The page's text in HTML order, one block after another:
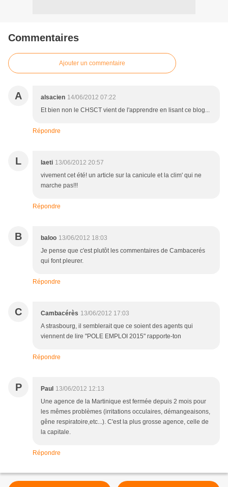
Commentaires
Ajouter un commentaire
A alsacien 14/06/2012 07:22
Et bien non le CHSCT vient de l'apprendre en lisant ce blog...
Répondre
L laeti 13/06/2012 20:57
vivement cet été! un article sur la canicule et la clim' qui ne
marche pas!!!
Répondre
B baloo 13/06/2012 18:03
Je pense que c'est plutôt les commentaires de Cambacerés
qui font pleurer.
Répondre
C Cambacérès 13/06/2012 17:03
A strasbourg, il semblerait que ce soient des agents qui
viennent de lire "POLE EMPLOI 2015" rapporte-ton
Répondre
P Paul 13/06/2012 12:13
Une agence de la Martinique est fermée depuis 2 mois pour
les mêmes problèmes (irritations occulaires, démangeaisons,
gêne respiratoire,etc...). C'est la plus grosse agence, celle de
la capitale.
Répondre